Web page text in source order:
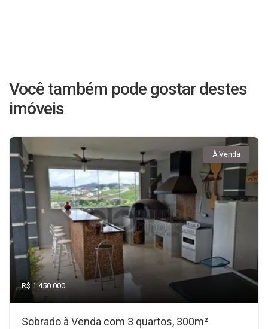
Você também pode gostar destes
imóveis
À Venda
R$ 1.450.000
Sobrado à Venda com 3 quartos, 300m²